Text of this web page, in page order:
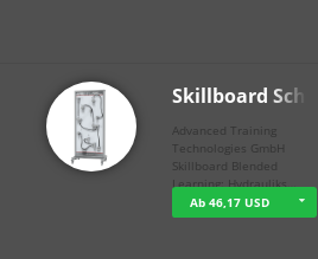
Skillboard Schl…
Advanced Training
Technologies GmbH
Skillboard Blended
Learning: Hydrauliks…
Ab 46,17 USD